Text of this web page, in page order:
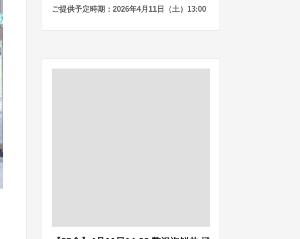
ご提供予定時期：2026年4月11日（土）13:00